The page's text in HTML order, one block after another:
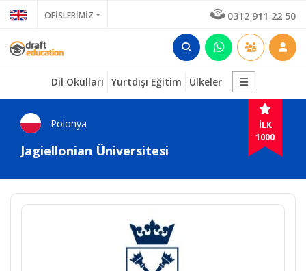
OFİSLERİMİZ 0312 911 22 50
Dil Okulları Yurtdışı Eğitim Ülkeler
İLK
1000
Polonya
Jagiellonian Üniversitesi